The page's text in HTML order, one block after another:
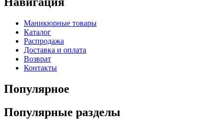
Маникюрные товары
Каталог
Распродажа
Доставка и оплата
Возврат
Контакты
Популярное
Популярные разделы